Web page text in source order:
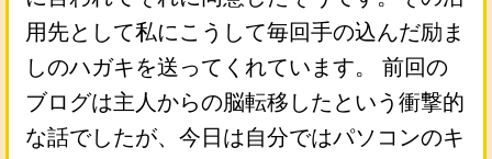
用先として私にこうして毎回手の込んだ励ま
しのハガキを送ってくれています。 前回の
ブログは主人からの脳転移したという衝撃的
な話でしたが、今日は自分ではパソコンのキ